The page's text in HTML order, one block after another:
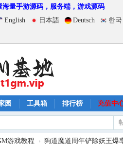
量手游源码，服务端，游戏源码
English 日本語 Deutsch 한
园 工具箱 排行榜 充值中
游戏教程 › 狗道魔道周年铲除妖王爆